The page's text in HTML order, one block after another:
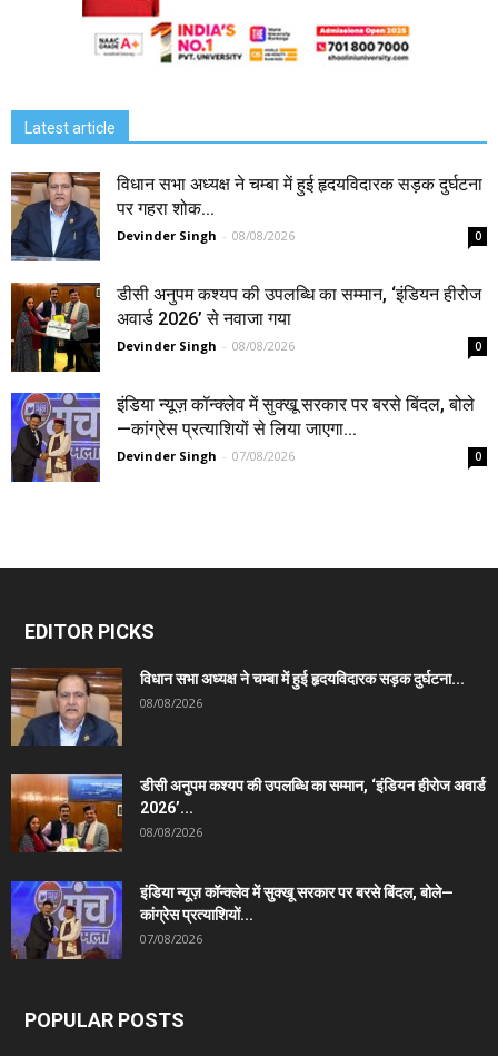
Latest article
विधान सभा अध्यक्ष ने चम्बा में हुई हृदयविदारक सड़क दुर्घटना
पर गहरा शोक...
Devinder Singh - 08/08/2026 0
डीसी अनुपम कश्यप की उपलब्धि का सम्मान, ‘इंडियन हीरोज
अवार्ड 2026’ से नवाजा गया
Devinder Singh - 08/08/2026 0
इंडिया न्यूज़ कॉन्क्लेव में सुक्खू सरकार पर बरसे बिंदल, बोले
—कांग्रेस प्रत्याशियों से लिया जाएगा...
Devinder Singh - 07/08/2026 0
EDITOR PICKS
विधान सभा अध्यक्ष ने चम्बा में हुई हृदयविदारक सड़क दुर्घटना...
08/08/2026
डीसी अनुपम कश्यप की उपलब्धि का सम्मान, ‘इंडियन हीरोज अवार्ड
2026’...
08/08/2026
इंडिया न्यूज़ कॉन्क्लेव में सुक्खू सरकार पर बरसे बिंदल, बोले—
कांग्रेस प्रत्याशियों...
07/08/2026
POPULAR POSTS